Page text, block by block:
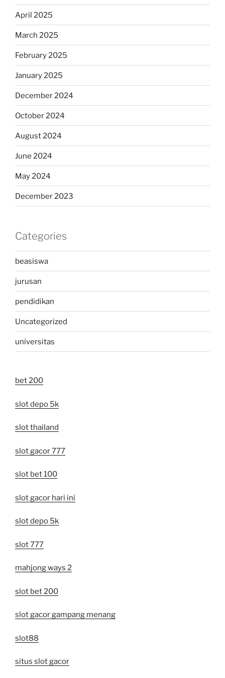
April 2025
March 2025
February 2025
January 2025
December 2024
October 2024
August 2024
June 2024
May 2024
December 2023
Categories
beasiswa
jurusan
pendidikan
Uncategorized
universitas
bet 200
slot depo 5k
slot thailand
slot gacor 777
slot bet 100
slot gacor hari ini
slot depo 5k
slot 777
mahjong ways 2
slot bet 200
slot gacor gampang menang
slot88
situs slot gacor